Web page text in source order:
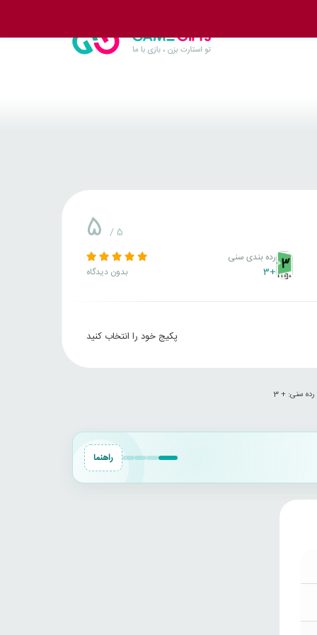
رده بندی سنی
+3
5 / 5
بدون دیدگاه
پکیج خود را انتخاب کنید
رده سنی‌: + 3
راهنما